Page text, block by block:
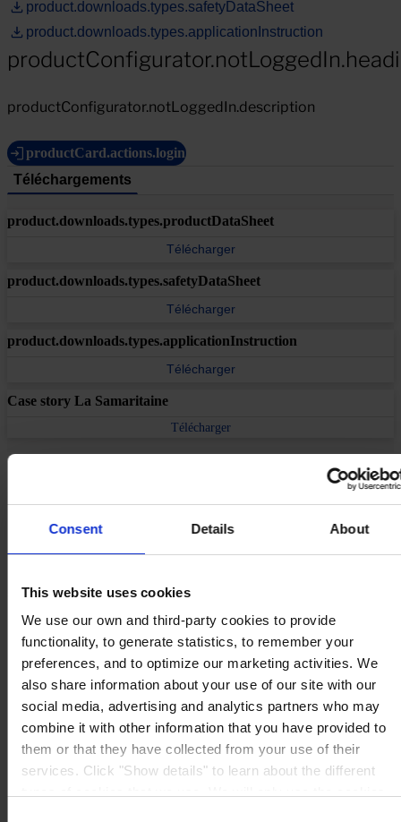
Consent Details About
This website uses cookies
We use our own and third-party cookies to provide
functionality, to generate statistics, to remember your
preferences, and to optimize our marketing activities. We
also share information about your use of our site with our
social media, advertising and analytics partners who may
combine it with other information that you have provided to
them or that they have collected from your use of their
services. Click "Show details" to learn about the different
product.downloads.types.safetyDataSheet
product.downloads.types.applicationInstruction
productConfigurator.notLoggedIn.description
productCard.actions.login
Téléchargements
product.downloads.types.productDataSheet
Télécharger
product.downloads.types.safetyDataSheet
Télécharger
product.downloads.types.applicationInstruction
Télécharger
Case story La Samaritaine
Télécharger
Durabilité
Centre de connaissances
À propos de nous
SIÈGE SOCIAL
Hempel France S.A.
5 Rue Jean Monnet
60000 Beauvais
France
NOUS CONTACTER
Tel: +33 (0) 344 08 28 90
Fax: +33 (0) 344 08 28 99
Mail: sales-fr@hempel.com